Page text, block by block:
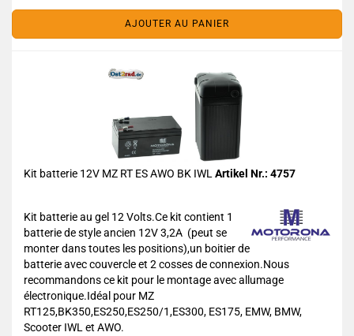
AJOUTER AU PANIER
Kit batterie 12V MZ RT ES AWO BK IWL Artikel Nr.: 4757
Kit batterie au gel 12 Volts.Ce kit contient 1
batterie de style ancien 12V 3,2A (peut se
monter dans toutes les positions),un boitier de
batterie avec couvercle et 2 cosses de connexion.Nous
recommandons ce kit pour le montage avec allumage
électronique.Idéal pour MZ
RT125,BK350,ES250,ES250/1,ES300, ES175, EMW, BMW,
Scooter IWL et AWO.